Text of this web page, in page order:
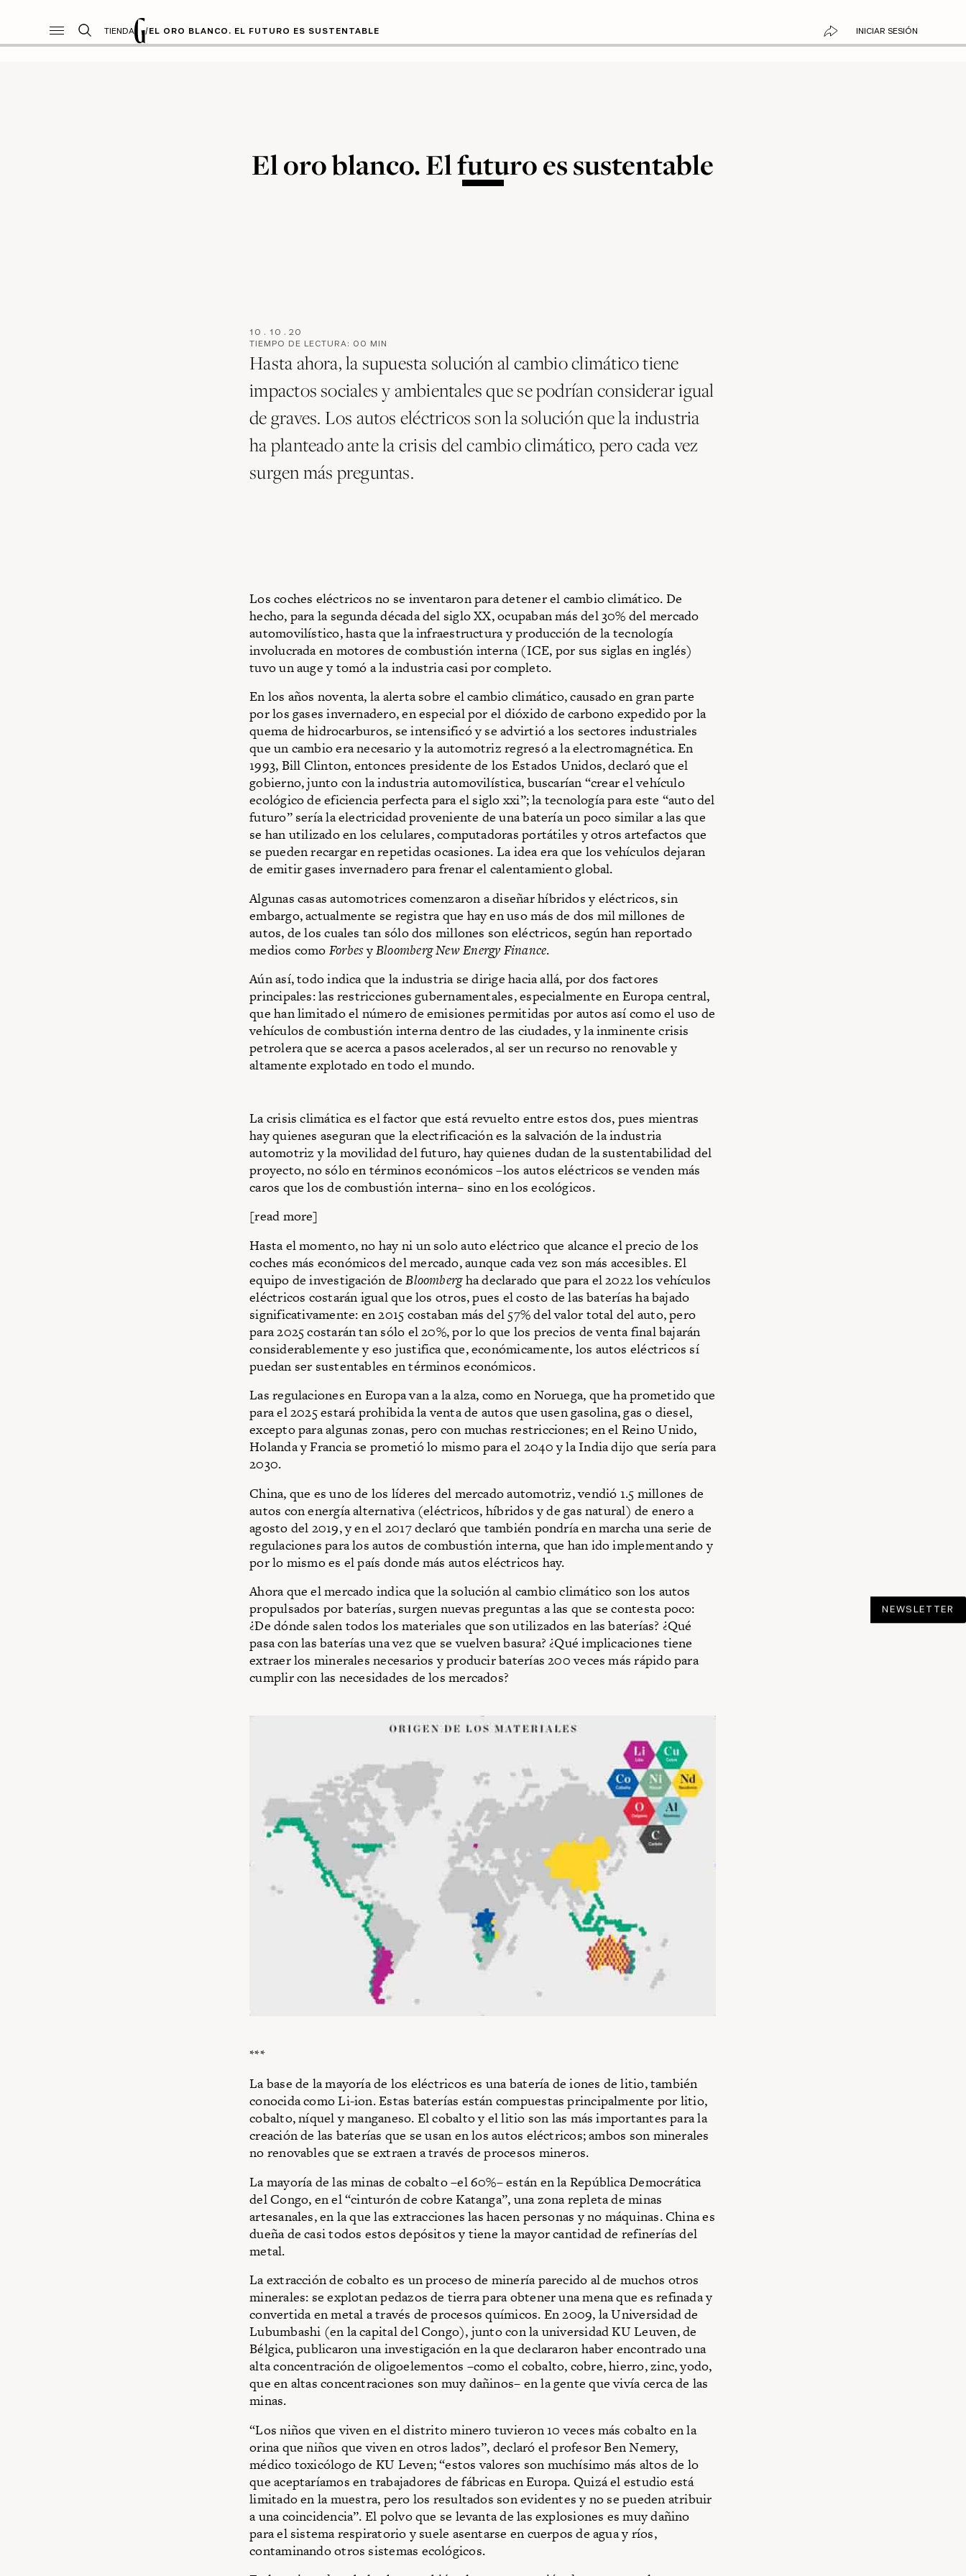
TIENDA /EL ORO BLANCO. EL FUTURO ES SUSTENTABLE INICIAR SESIÓN
El oro blanco. El futuro es sustentable
10 . 10 . 20
TIEMPO DE LECTURA: 00 MIN
Hasta ahora, la supuesta solución al cambio climático tiene
impactos sociales y ambientales que se podrían considerar igual
de graves. Los autos eléctricos son la solución que la industria
ha planteado ante la crisis del cambio climático, pero cada vez
surgen más preguntas.
Los coches eléctricos no se inventaron para detener el cambio climático. De
hecho, para la segunda década del siglo XX, ocupaban más del 30% del mercado
automovilístico, hasta que la infraestructura y producción de la tecnología
involucrada en motores de combustión interna (ICE, por sus siglas en inglés)
tuvo un auge y tomó a la industria casi por completo.
En los años noventa, la alerta sobre el cambio climático, causado en gran parte
por los gases invernadero, en especial por el dióxido de carbono expedido por la
quema de hidrocarburos, se intensificó y se advirtió a los sectores industriales
que un cambio era necesario y la automotriz regresó a la electromagnética. En
1993, Bill Clinton, entonces presidente de los Estados Unidos, declaró que el
gobierno, junto con la industria automovilística, buscarían “crear el vehículo
ecológico de eficiencia perfecta para el siglo xxi”; la tecnología para este “auto del
futuro” sería la electricidad proveniente de una batería un poco similar a las que
se han utilizado en los celulares, computadoras portátiles y otros artefactos que
se pueden recargar en repetidas ocasiones. La idea era que los vehículos dejaran
de emitir gases invernadero para frenar el calentamiento global.
Algunas casas automotrices comenzaron a diseñar híbridos y eléctricos, sin
embargo, actualmente se registra que hay en uso más de dos mil millones de
autos, de los cuales tan sólo dos millones son eléctricos, según han reportado
medios como ForbesyBloomberg New Energy Finance.
Aún así, todo indica que la industria se dirige hacia allá, por dos factores
principales: las restricciones gubernamentales, especialmente en Europa central,
que han limitado el número de emisiones permitidas por autos así como el uso de
vehículos de combustión interna dentro de las ciudades, y la inminente crisis
petrolera que se acerca a pasos acelerados, al ser un recurso no renovable y
altamente explotado en todo el mundo.
La crisis climática es el factor que está revuelto entre estos dos, pues mientras
hay quienes aseguran que la electrificación es la salvación de la industria
automotriz y la movilidad del futuro, hay quienes dudan de la sustentabilidad del
proyecto, no sólo en términos económicos –los autos eléctricos se venden más
caros que los de combustión interna– sino en los ecológicos.
[read more]
Hasta el momento, no hay ni un solo auto eléctrico que alcance el precio de los
coches más económicos del mercado, aunque cada vez son más accesibles. El
equipo de investigación de Bloombergha declarado que para el 2022 los vehículos
eléctricos costarán igual que los otros, pues el costo de las baterías ha bajado
significativamente: en 2015 costaban más del 57% del valor total del auto, pero
para 2025 costarán tan sólo el 20%, por lo que los precios de venta final bajarán
considerablemente y eso justifica que, económicamente, los autos eléctricos sí
puedan ser sustentables en términos económicos.
Las regulaciones en Europa van a la alza, como en Noruega, que ha prometido que
para el 2025 estará prohibida la venta de autos que usen gasolina, gas o diesel,
excepto para algunas zonas, pero con muchas restricciones; en el Reino Unido,
Holanda y Francia se prometió lo mismo para el 2040 y la India dijo que sería para
2030.
China, que es uno de los líderes del mercado automotriz, vendió 1.5 millones de
autos con energía alternativa (eléctricos, híbridos y de gas natural) de enero a
agosto del 2019, y en el 2017 declaró que también pondría en marcha una serie de
regulaciones para los autos de combustión interna, que han ido implementando y
por lo mismo es el país donde más autos eléctricos hay.
Ahora que el mercado indica que la solución al cambio climático son los autos
propulsados por baterías, surgen nuevas preguntas a las que se contesta poco:
¿De dónde salen todos los materiales que son utilizados en las baterías? ¿Qué
pasa con las baterías una vez que se vuelven basura? ¿Qué implicaciones tiene
extraer los minerales necesarios y producir baterías 200 veces más rápido para
cumplir con las necesidades de los mercados?
***
La base de la mayoría de los eléctricos es una batería de iones de litio, también
conocida como Li-ion. Estas baterías están compuestas principalmente por litio,
cobalto, níquel y manganeso. El cobalto y el litio son las más importantes para la
creación de las baterías que se usan en los autos eléctricos; ambos son minerales
no renovables que se extraen a través de procesos mineros.
La mayoría de las minas de cobalto –el 60%– están en la República Democrática
del Congo, en el “cinturón de cobre Katanga”, una zona repleta de minas
artesanales, en la que las extracciones las hacen personas y no máquinas. China es
dueña de casi todos estos depósitos y tiene la mayor cantidad de refinerías del
metal.
La extracción de cobalto es un proceso de minería parecido al de muchos otros
minerales: se explotan pedazos de tierra para obtener una mena que es refinada y
convertida en metal a través de procesos químicos. En 2009, la Universidad de
Lubumbashi (en la capital del Congo), junto con la universidad KU Leuven, de
Bélgica, publicaron una investigación en la que declararon haber encontrado una
alta concentración de oligoelementos –como el cobalto, cobre, hierro, zinc, yodo,
que en altas concentraciones son muy dañinos– en la gente que vivía cerca de las
minas.
“Los niños que viven en el distrito minero tuvieron 10 veces más cobalto en la
orina que niños que viven en otros lados”, declaró el profesor Ben Nemery,
médico toxicólogo de KU Leven; “estos valores son muchísimo más altos de lo
que aceptaríamos en trabajadores de fábricas en Europa. Quizá el estudio está
limitado en la muestra, pero los resultados son evidentes y no se pueden atribuir
a una coincidencia”. El polvo que se levanta de las explosiones es muy dañino
para el sistema respiratorio y suele asentarse en cuerpos de agua y ríos,
contaminando otros sistemas ecológicos.
NEWSLETTER